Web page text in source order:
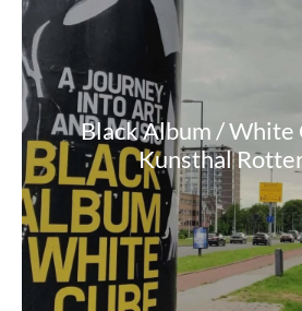
Black Album / White
Kunsthal